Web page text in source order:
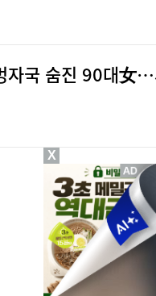
자국 숨진 90대女
X